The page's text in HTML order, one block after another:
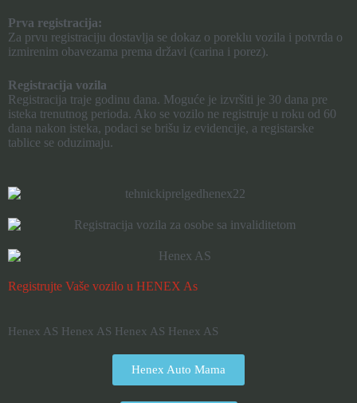
Prva registracija:
Za prvu registraciju dostavlja se dokaz o poreklu vozila i potvrda o
izmirenim obavezama prema državi (carina i porez).
Registracija vozila
Registracija traje godinu dana. Moguće je izvršiti je 30 dana pre
isteka trenutnog perioda. Ako se vozilo ne registruje u roku od 60
dana nakon isteka, podaci se brišu iz evidencije, a registarske
tablice se oduzimaju.
Registrujte Vaše vozilo u HENEX As
Henex AS Henex AS Henex AS Henex AS
Henex Auto Mama